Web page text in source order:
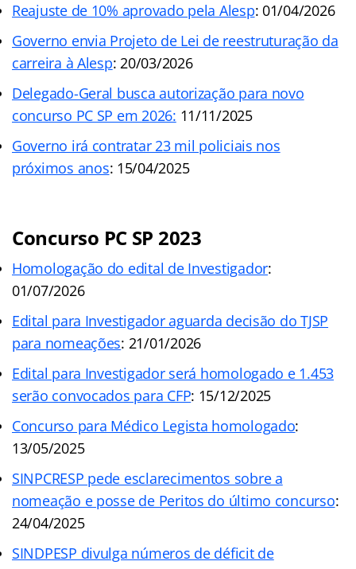
Reajuste de 10% aprovado pela Alesp: 01/04/2026
Governo envia Projeto de Lei de reestruturação da
carreira à Alesp: 20/03/2026
Delegado-Geral busca autorização para novo
concurso PC SP em 2026: 11/11/2025
Governo irá contratar 23 mil policiais nos
próximos anos: 15/04/2025
Concurso PC SP 2023
Homologação do edital de Investigador:
01/07/2026
Edital para Investigador aguarda decisão do TJSP
para nomeações: 21/01/2026
Edital para Investigador será homologado e 1.453
serão convocados para CFP: 15/12/2025
Concurso para Médico Legista homologado:
13/05/2025
SINPCRESP pede esclarecimentos sobre a
nomeação e posse de Peritos do último concurso:
24/04/2025
SINDPESP divulga números de déficit de